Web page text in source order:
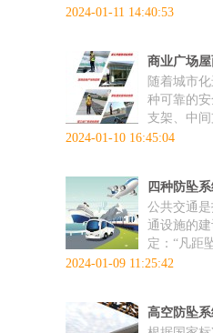
2024-01-11 14:40:53
商业广场
随着城市
种可靠的
支架、中
2024-01-10 16:45:04
四种防坠
公共交通
通设施的
定：“凡距
2024-01-09 11:25:42
高空防坠